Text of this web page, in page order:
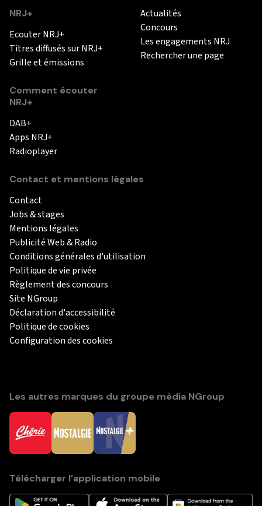
NRJ+
Ecouter NRJ+
Titres diffusés sur NRJ+
Grille et émissions
Comment écouter
NRJ+
DAB+
Apps NRJ+
Radioplayer
Actualités
Concours
Les engagements NRJ
Rechercher une page
Contact et mentions légales
Contact
Jobs & stages
Mentions légales
Publicité Web & Radio
Conditions générales d'utilisation
Politique de vie privée
Règlement des concours
Site NGroup
Déclaration d'accessibilité
Politique de cookies
Configuration des cookies
Les autres marques du groupe média NGroup
Télécharger l’application mobile